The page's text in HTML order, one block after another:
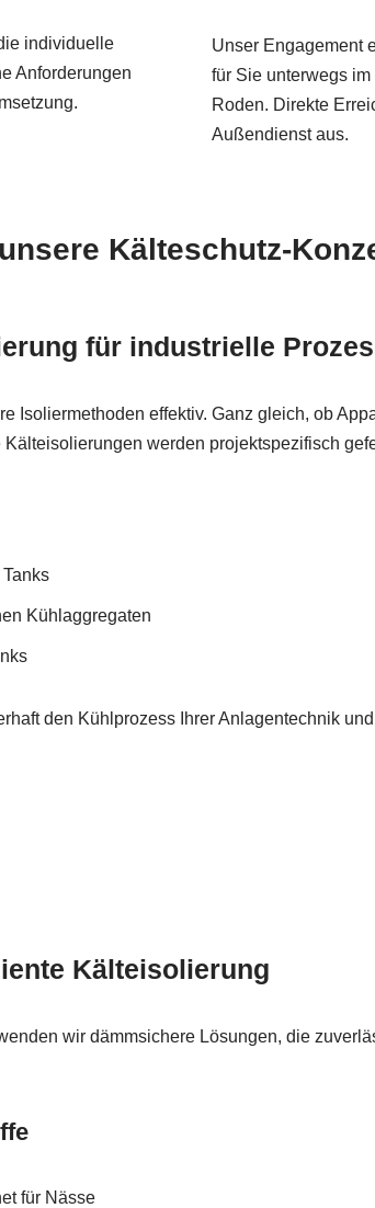
individuelle
Anforderungen
Unser Engagement
für Sie unterwegs
Roden. Direkte
Außendienst aus.
Kälteschutz-
für industrielle
Isoliermethoden effektiv. Ganz gleich, ob
werden projektspezifisch
Kühlaggregaten
den Kühlprozess Ihrer Anlagentechnik und
Kälteisolierung
wir dämmsichere Lösungen, die
für Nässe